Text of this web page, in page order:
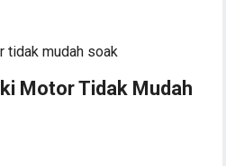
Motor Tidak Mudah